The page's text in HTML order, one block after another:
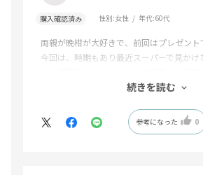
購入確認済み 性別:女性 年代:60代
両親が晩柑が大好きで、前回はプレゼント
今回は、時期もあり最近スーパーで見かけ
手頃な価格で、大きさ、個数も大満足です。
続きを読む
参考になった 0